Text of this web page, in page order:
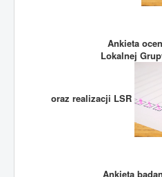
Ankieta
Lokalnej
oraz realizacji LSR
Ankieta